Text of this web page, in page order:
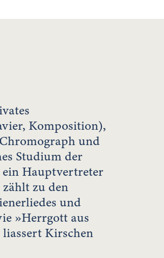
Komposition),
und
Studium der
Hauptvertreter
zählt zu den
und
»Herrgott aus
liassert Kirschen